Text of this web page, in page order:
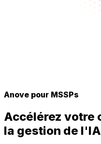
Anove pour MSSPs
Accélérez votre
la gestion de l'IA